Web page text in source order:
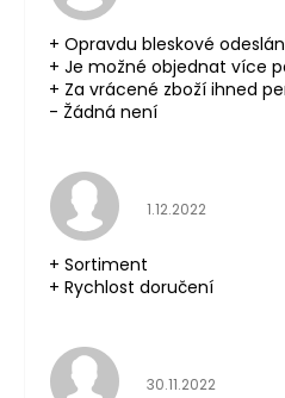
+ Opravdu bleskové
+ Je možné objednat více
+ Za vrácené zboží ihned
- Žádná není
Hodnocení
1.12.2022
+ Sortiment
+ Rychlost doručení
Hodnocení
30.11.2022